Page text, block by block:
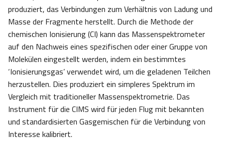
produziert, das Verbindungen zum Verhältnis von Ladung und
Masse der Fragmente herstellt. Durch die Methode der
chemischen Ionisierung (CI) kann das Massenspektrometer
auf den Nachweis eines spezifischen oder einer Gruppe von
Molekülen eingestellt werden, indem ein bestimmtes
‘Ionisierungsgas’ verwendet wird, um die geladenen Teilchen
herzustellen. Dies produziert ein simpleres Spektrum im
Vergleich mit traditioneller Massenspektrometrie. Das
Instrument für die CIMS wird für jeden Flug mit bekannten
und standardisierten Gasgemischen für die Verbindung von
Interesse kalibriert.